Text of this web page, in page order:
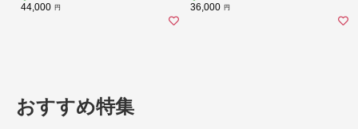
44,000 円 36,000 円
おすすめ特集